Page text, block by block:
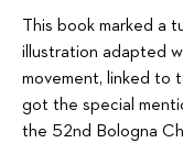
This book marked
illustration adapted
movement, linked to
got the special
the 52nd Bologna